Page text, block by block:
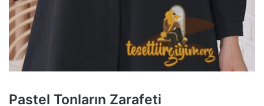
Pastel Tonların Zarafeti